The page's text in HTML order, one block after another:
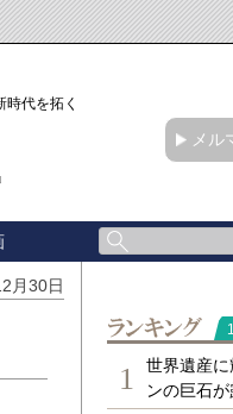
代を拓く「3
メル
月30日
1
世界遺産
ンの巨石が